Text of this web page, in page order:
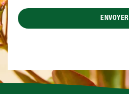
ENVOYER